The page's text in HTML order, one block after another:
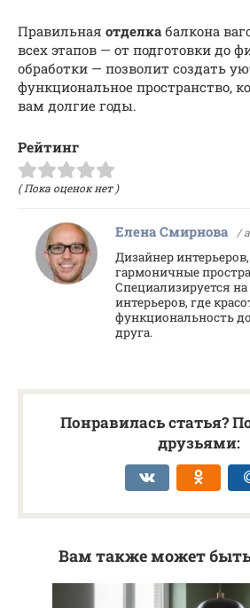
Правильная отделкабалкона
всех этапов — от подготовки до
обработки — позволит создать
функциональное пространство,
вам долгие годы.
Рейтинг
( Пока оценок нет )
Елена Смирнова /
Дизайнер
гармоничные
Специализируется
интерьеров, где
функциональность
друга.
Понравилась статья?
друзьями:
Вам также может быть